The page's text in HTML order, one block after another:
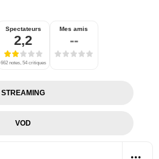
Spectateurs
2,2
662 notes, 54 critiques
Mes amis
--
STREAMING
VOD